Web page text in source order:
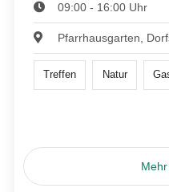
09:00 - 16:00 Uhr
Pfarrhausgarten,
Treffen Natur